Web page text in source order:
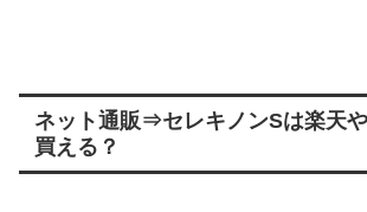
ネット通販⇒セレキノンSは楽天
買える？